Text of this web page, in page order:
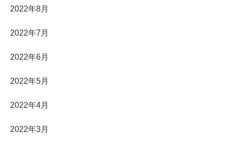
2022年8月
2022年7月
2022年6月
2022年5月
2022年4月
2022年3月